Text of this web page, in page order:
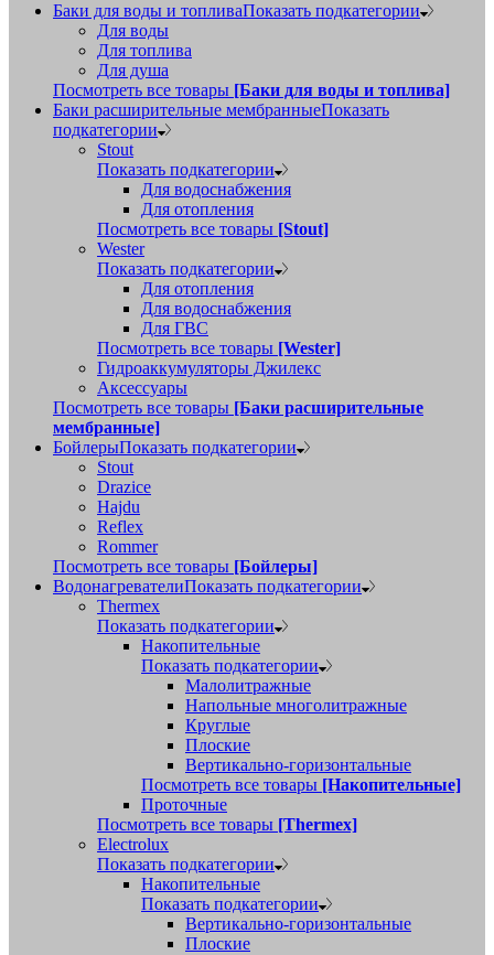
Баки для воды и топливаПоказать подкатегории
Для воды
Для топлива
Для душа
Посмотреть все товары [Баки для воды и топлива]
Баки расширительные мембранныеПоказать
подкатегории
Stout
Показать подкатегории
Для водоснабжения
Для отопления
Посмотреть все товары [Stout]
Wester
Показать подкатегории
Для отопления
Для водоснабжения
Для ГВС
Посмотреть все товары [Wester]
Гидроаккумуляторы Джилекс
Аксессуары
Посмотреть все товары [Баки расширительные
мембранные]
БойлерыПоказать подкатегории
Stout
Drazice
Hajdu
Reflex
Rommer
Посмотреть все товары [Бойлеры]
ВодонагревателиПоказать подкатегории
Thermex
Показать подкатегории
Накопительные
Показать подкатегории
Малолитражные
Напольные многолитражные
Круглые
Плоские
Вертикально-горизонтальные
Посмотреть все товары [Накопительные]
Проточные
Посмотреть все товары [Thermex]
Electrolux
Показать подкатегории
Накопительные
Показать подкатегории
Вертикально-горизонтальные
Плоские